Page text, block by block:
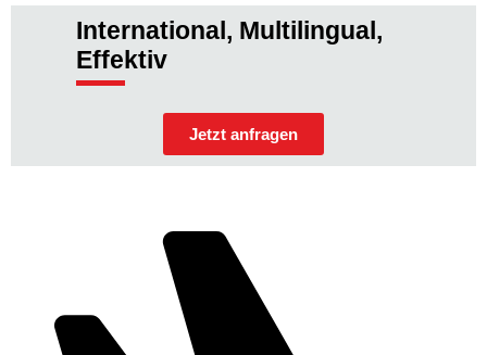
International, Multilingual,
Effektiv
Jetzt anfragen